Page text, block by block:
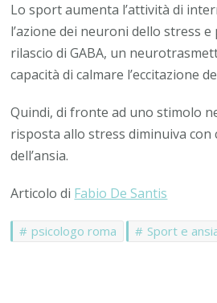
Lo sport aumenta l’attività di
l’azione dei neuroni dello stress
rilascio di GABA, un
capacità di calmare l’eccitazione
Quindi, di fronte ad uno stimolo
risposta allo stress diminuiva con
dell’ansia.
Articolo di Fabio De Santis
psicologo roma Sport e